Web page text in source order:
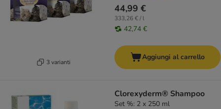
3 varianti
44,99 €
333,26 € / l
42,74 €
Aggiungi al carrello
Clorexyderm® Shampoo
Set %: 2 x 250 ml